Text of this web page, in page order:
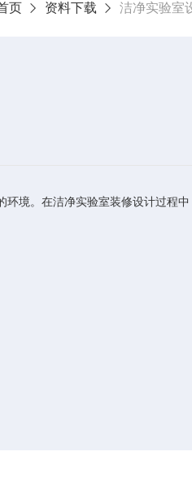
页 资料下载 洁净实验室
境。在洁净实验室装修设计过程